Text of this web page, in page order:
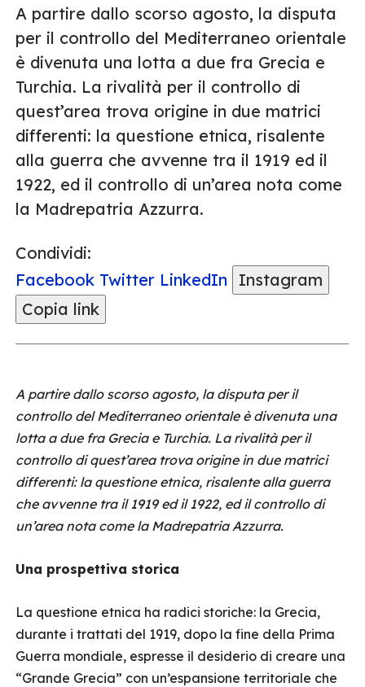
A partire dallo scorso agosto, la disputa
per il controllo del Mediterraneo orientale
è divenuta una lotta a due fra Grecia e
Turchia. La rivalità per il controllo di
quest’area trova origine in due matrici
differenti: la questione etnica, risalente
alla guerra che avvenne tra il 1919 ed il
1922, ed il controllo di un’area nota come
la Madrepatria Azzurra.
Condividi:
Facebook Twitter LinkedIn
Instagram
Copia link
A partire dallo scorso agosto, la disputa per il
controllo del Mediterraneo orientale è divenuta una
lotta a due fra Grecia e Turchia. La rivalità per il
controllo di quest’area trova origine in due matrici
differenti: la questione etnica, risalente alla guerra
che avvenne tra il 1919 ed il 1922, ed il controllo di
un’area nota come la Madrepatria Azzurra.
Una prospettiva storica
La questione etnica ha radici storiche: la Grecia,
durante i trattati del 1919, dopo la fine della Prima
Guerra mondiale, espresse il desiderio di creare una
“Grande Grecia” con un’espansione territoriale che